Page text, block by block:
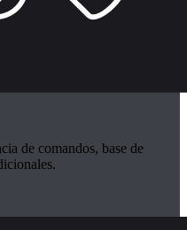
de comandos, base de